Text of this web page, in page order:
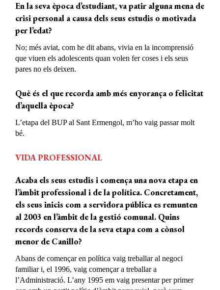
En la seva època d’estudiant, va patir alguna mena de
crisi personal a causa dels seus estudis o motivada
per l’edat?
No; més aviat, com he dit abans, vivia en la incomprensió
que viuen els adolescents quan volen fer coses i els seus
pares no els deixen.
Què és el que recorda amb més enyorança o felicitat
d’aquella època?
L’etapa del BUP al Sant Ermengol, m’ho vaig passar molt
bé.
VIDA PROFESSIONAL
Acaba els seus estudis i comença una nova etapa en
l’àmbit professional i de la política. Concretament,
els seus inicis com a servidora pública es remunten
al 2003 en l’àmbit de la gestió comunal. Quins
records conserva de la seva etapa com a cònsol
menor de Canillo?
Abans de començar en política vaig treballar al negoci
familiar i, el 1996, vaig començar a treballar a
l’Administració. L’any 1995 em vaig presentar per primer